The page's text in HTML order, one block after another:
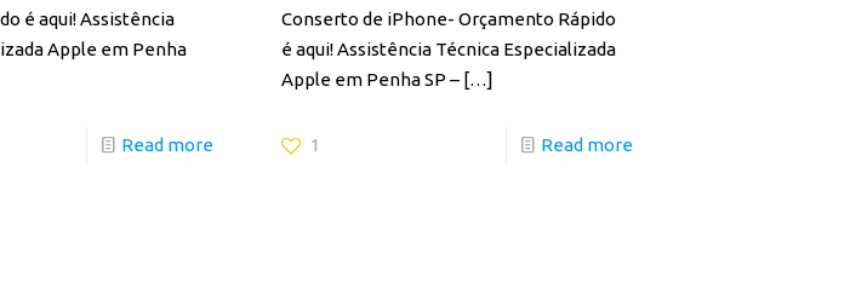
é aqui! Assistência
Apple em Penha
Read more
Conserto de iPhone- Orçamento Rápido
é aqui! Assistência Técnica Especializada
Apple em Penha SP –[…]
1 Read more